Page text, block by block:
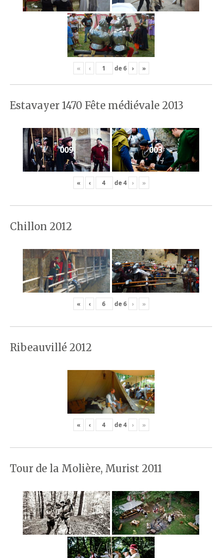
« ‹ de6 › »
Estavayer 1470 Fête médiévale 2013
009 003
« ‹ de4 › »
Chillon 2012
« ‹ de6 › »
Ribeauvillé 2012
« ‹ de4 › »
Tour de la Molière, Murist 2011